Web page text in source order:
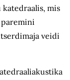
katedraalis, mis
paremini
veidi